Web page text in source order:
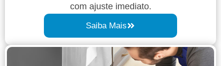
com ajuste imediato.
Saiba Mais